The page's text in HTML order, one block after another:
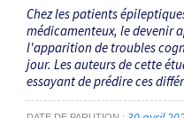
Chez les patients
médicamenteux, le devenir
l'apparition de troubles
jour. Les auteurs de cette
essayant de prédire ces